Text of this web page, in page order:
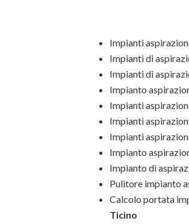
Impianti
Impianti di
Impianti di
Impianto
Impianti
Impianti
Impianti
Impianto
Impianto di
Pulitore impianto
Calcolo portata
Ticino